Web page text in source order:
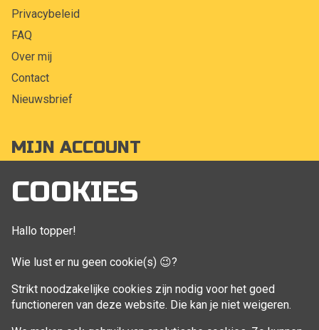
COOKIES
Hallo topper!
Wie lust er nu geen cookie(s) 😉?
Strikt noodzakelijke cookies zijn nodig voor het goed
functioneren van deze website. Die kan je niet weigeren.
Privacybeleid
FAQ
Over mij
Contact
Nieuwsbrief
MIJN ACCOUNT
Mijn account
Bestellingen
Aankoop beheren
VOLG MIJ